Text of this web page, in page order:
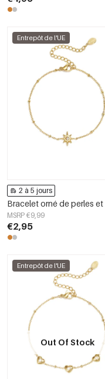
Entrepôt de l'UE
2 à 5 jours
MSRP €9,99
€2,95
Entrepôt de l'UE
Out Of Stock